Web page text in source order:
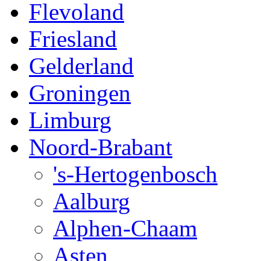
Flevoland
Friesland
Gelderland
Groningen
Limburg
Noord-Brabant
's-Hertogenbosch
Aalburg
Alphen-Chaam
Asten